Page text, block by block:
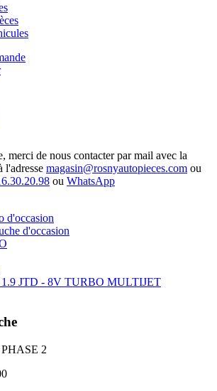
merci de nous contacter par mail avec la
l'adresse magasin@rosnyautopieces.com ou
ou WhatsApp
d'occasion
d'occasion
1.9 JTD - 8V TURBO MULTIJET
2